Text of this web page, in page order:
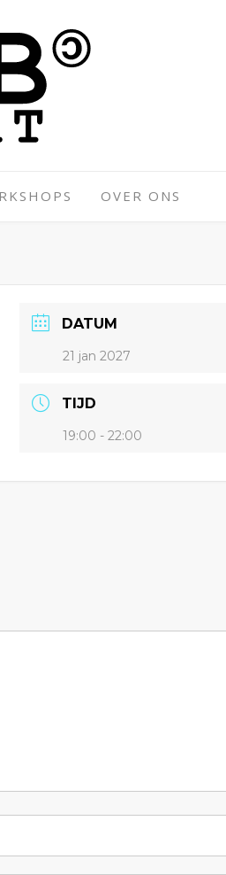
OVER ONS
DATUM
21 jan 2027
TIJD
19:00 - 22:00